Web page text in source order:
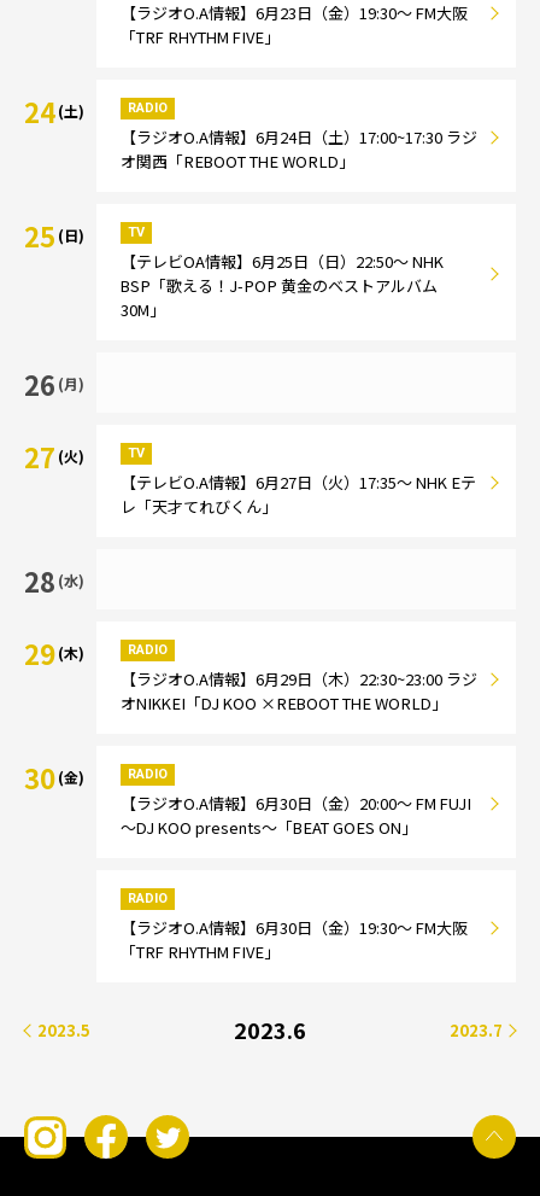
【ラジオO.A情報】6月23日（金）19:30～ FM大阪
「TRF RHYTHM FIVE」
24(土) RADIO
【ラジオO.A情報】6月24日（土）17:00~17:30 ラジ
オ関西「REBOOT THE WORLD」
25 (日) TV
【テレビOA情報】6月25日（日）22:50～ NHK
BSP「歌える！J-POP 黄金のベストアルバム
30M」
26 (月)
27 (火) TV
【テレビO.A情報】6月27日（火）17:35～ NHK Eテ
レ「天才てれびくん」
28 (水)
29(木) RADIO
【ラジオO.A情報】6月29日（木）22:30~23:00 ラジ
オNIKKEI「DJ KOO ×REBOOT THE WORLD」
30(金) RADIO
【ラジオO.A情報】6月30日（金）20:00～ FM FUJI
～DJ KOO presents～「BEAT GOES ON」
RADIO
【ラジオO.A情報】6月30日（金）19:30～ FM大阪
「TRF RHYTHM FIVE」
2023.5 2023.6 2023.7